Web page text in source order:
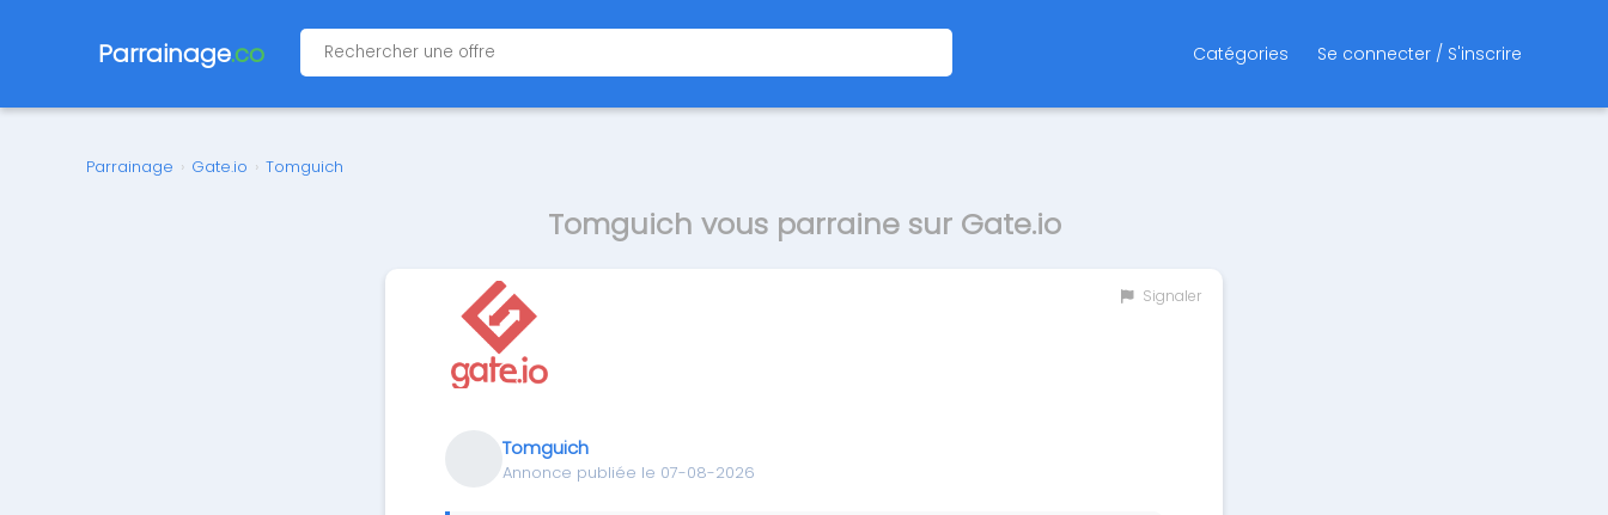
Parrainage.co Catégories Se connecter / S'inscrire
Parrainage › Gate.io › Tomguich
Tomguich vous parraine sur Gate.io
Signaler
Tomguich
Annonce publiée le 07-08-2026